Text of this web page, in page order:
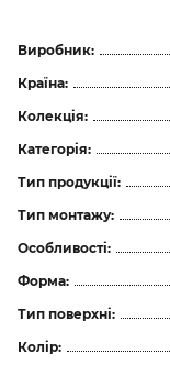
Виробник:
Країна:
Колекція:
Категорія:
Тип продукції:
Тип монтажу:
Особливості:
Форма:
Тип поверхні:
Колір: